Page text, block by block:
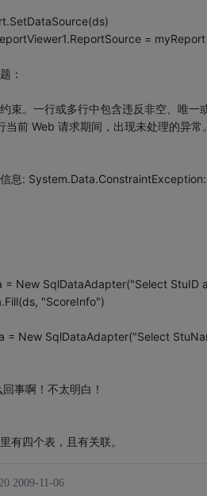
= myReport
：
束。一行或多行中包含违反非空、唯一
当前 Web 请求期间，出现未处理的异
息: System.Data.ConstraintException:
= New SqlDataAdapter("Select StuID
"ScoreInfo")
= New SqlDataAdapter("Select
事啊！不太明白！
有四个表，且有关联。
2009-11-06